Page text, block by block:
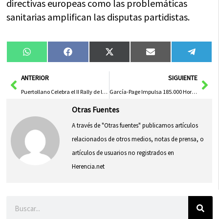
directivas europeas como las problemáticas
sanitarias amplifican las disputas partidistas.
Compartir
en
WhatsAppCompartir
en
FacebookCompartir
en
X
(Twitter)
Compartir
en
Email
en
AntANTERIOR
Puertollano Celebra el II Rally de los Fúcares y Recibe Distinción como «Ciudad Amiga del Vehículo Clásico»
SIGUIENTE
García-Page Impulsa 185.000 Horas Extra de Ayuda a Domicilio Disponibles para Ayuntamientos Desde Mañana
Otras Fuentes
A través de "Otras fuentes" publicamos artículos
relacionados de otros medios, notas de prensa, o
artículos de usuarios no registrados en
Herencia.net